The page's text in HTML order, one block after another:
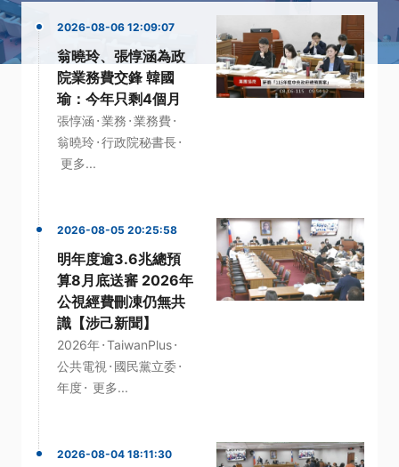
2026-08-06 12:09:07
翁曉玲、張惇涵為政
院業務費交鋒 韓國
瑜：今年只剩4個月
張惇涵 ·業務 ·業務費·
翁曉玲 ·行政院秘書長·
更多...
2026-08-05 20:25:58
明年度逾3.6兆總預
算8月底送審 2026年
公視經費刪凍仍無共
識【涉己新聞】
2026年·TaiwanPlus·
公共電視 · 國民黨立委·
年度· 更多...
2026-08-04 18:11:30